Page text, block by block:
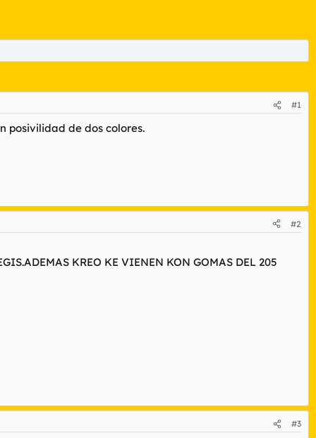
#1
posivilidad de dos colores.
#2
KREO KE VIENEN KON GOMAS DEL 205
#3